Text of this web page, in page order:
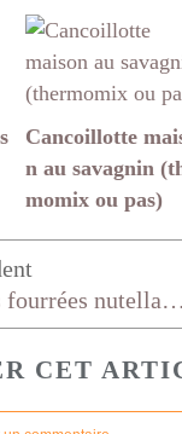
Cancoillotte
n au savagnin
momix ou pas)
Petites brioches fourrées nutella (parait que ça ressemble aux pitchs)
CET